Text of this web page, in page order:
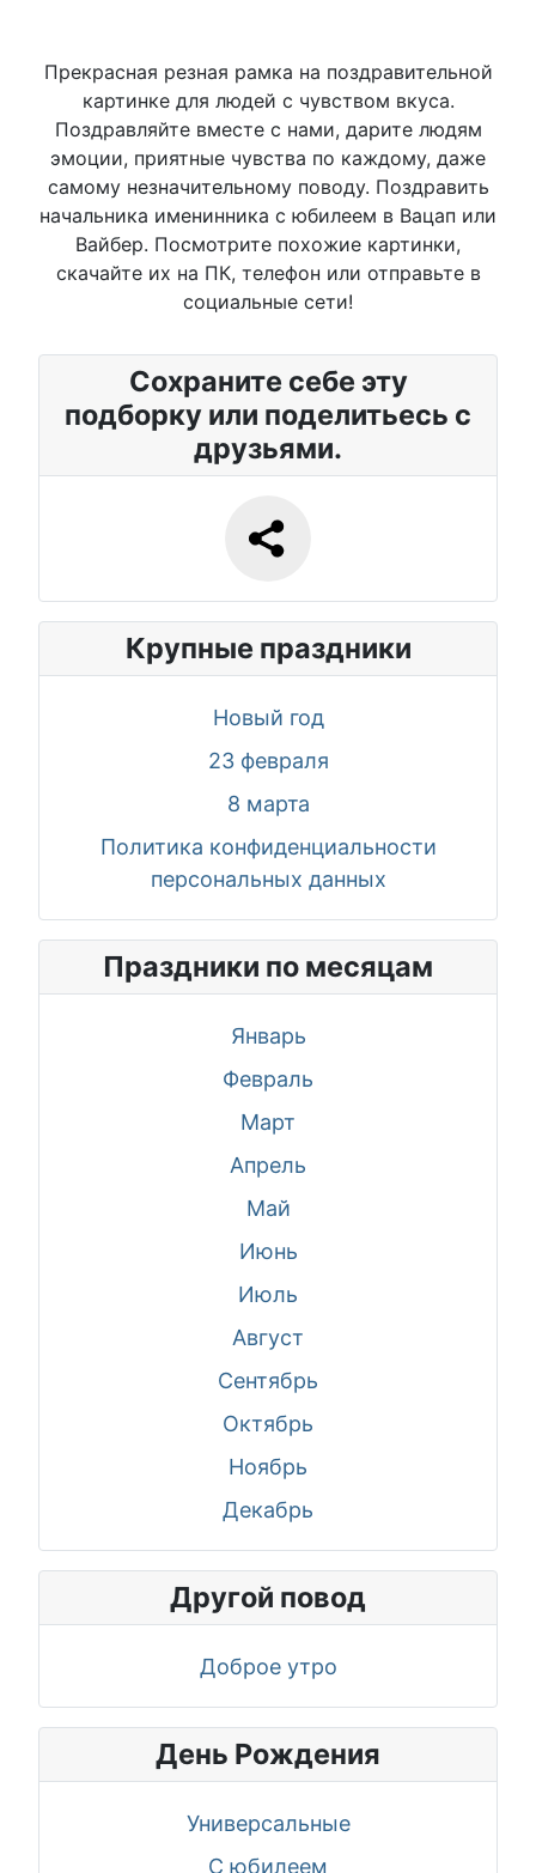
Прекрасная резная рамка на поздравительной
картинке для людей с чувством вкуса.
Поздравляйте вместе с нами, дарите людям
эмоции, приятные чувства по каждому, даже
самому незначительному поводу. Поздравить
начальника именинника с юбилеем в Вацап или
Вайбер. Посмотрите похожие картинки,
скачайте их на ПК, телефон или отправьте в
социальные сети!
Сохраните себе эту
подборку или поделитьесь с
друзьями.
Крупные праздники
Новый год
23 февраля
8 марта
Политика конфиденциальности
персональных данных
Праздники по месяцам
Январь
Февраль
Март
Апрель
Май
Июнь
Июль
Август
Сентябрь
Октябрь
Ноябрь
Декабрь
Другой повод
Доброе утро
День Рождения
Универсальные
С юбилеем